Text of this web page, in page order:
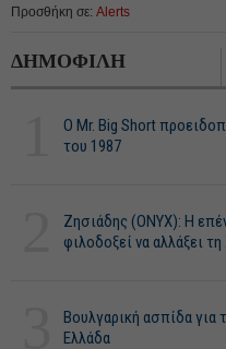
Προσθήκη σε: Alerts
ΔΗΜΟΦΙΛΗ
O Mr. Big Short
του 1987
Ζησιάδης (ONYX): Η
φιλοδοξεί να αλλάξει τη
Βουλγαρική ασπίδα για
Ελλάδα